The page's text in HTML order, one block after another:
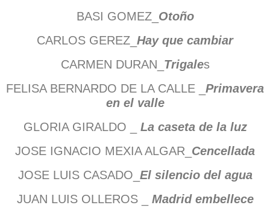
BASI GOMEZ_ Otoño
CARLOS GEREZ_ Hay que cambiar
CARMEN DURAN_ Trigales
FELISA BERNARDO DE LA CALLE _ Primavera
en el valle
GLORIA GIRALDO _ La caseta de la luz
JOSE IGNACIO MEXIA ALGAR_ Cencellada
JOSE LUIS CASADO_ El silencio del agua
JUAN LUIS OLLEROS _ Madrid embellece